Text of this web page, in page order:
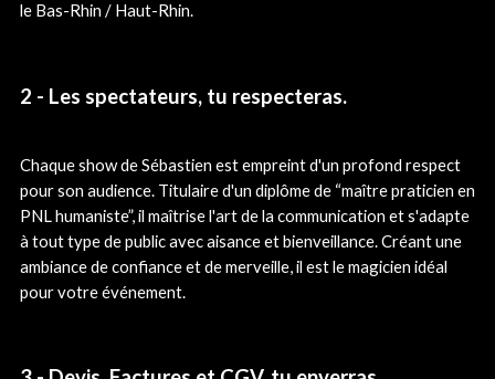
le Bas-Rhin / Haut-Rhin.
2 - Les spectateurs, tu respecteras.
Chaque show de Sébastien est empreint d'un profond respect
pour son audience. Titulaire d'un diplôme de “maître praticien en
PNL humaniste”, il maîtrise l'art de la communication et s'adapte
à tout type de public avec aisance et bienveillance. Créant une
ambiance de confiance et de merveille, il est le magicien idéal
pour votre événement.